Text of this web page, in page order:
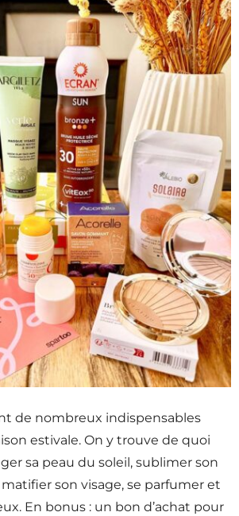
de nombreux indispensables
estivale. On y trouve de quoi
sa peau du soleil, sublimer son
son visage, se parfumer et
En bonus : un bon d’achat pour